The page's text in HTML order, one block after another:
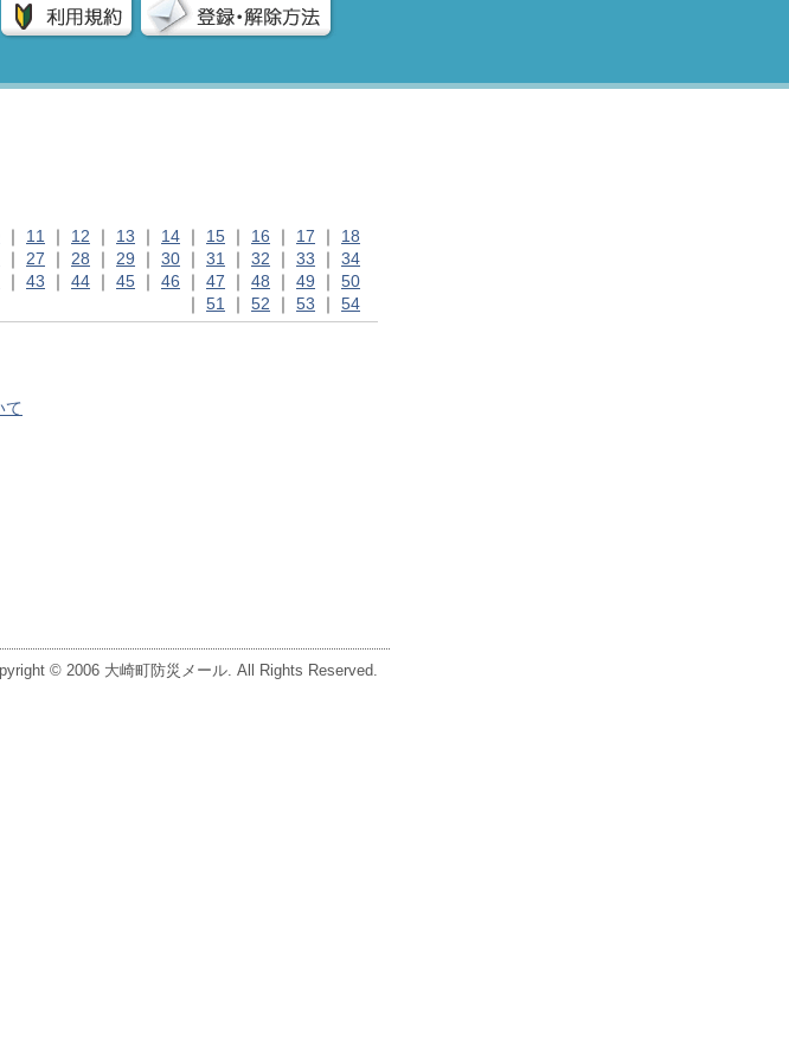
｜ 11 ｜ 12 ｜ 13 ｜ 14 ｜ 15 ｜ 16 ｜ 17 ｜ 18
｜ 27 ｜ 28 ｜ 29 ｜ 30 ｜ 31 ｜ 32 ｜ 33 ｜ 34
｜ 43 ｜ 44 ｜ 45 ｜ 46 ｜ 47 ｜ 48 ｜ 49 ｜ 50
｜ 51 ｜ 52 ｜ 53 ｜ 54
て
© 2006 大崎町防災メール. All Rights Reserved.